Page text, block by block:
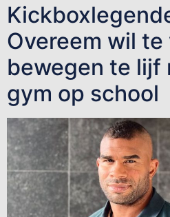
Overeem wil te
bewegen te lijf
gym op school